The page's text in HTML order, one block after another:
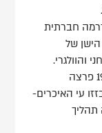
חברתית
של
והוולגרי.
העובדה ששנה אחרי מותו של צ'כוב ב-1905 פרצה
עי האיכרים-